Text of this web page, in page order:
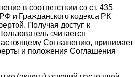
в соответствии со ст. 435
и Гражданского кодекса РК
Получая доступ к
считается
Соглашению, принимает
и положения Соглашения